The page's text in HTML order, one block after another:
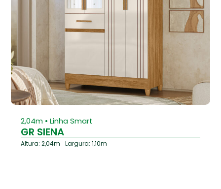
⁠2,04m • Linha Smart
GR SIENA
Altura: 2,04m Largura: 1,10m